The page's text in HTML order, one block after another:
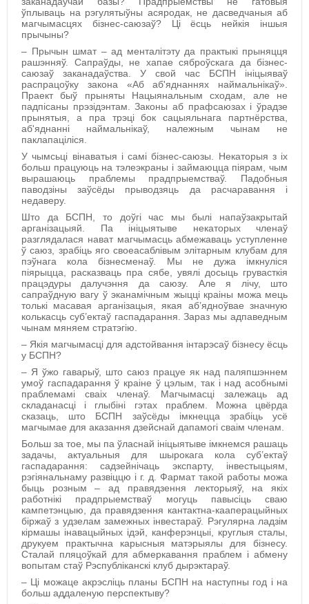
ўплываць на рэгулятыўны асяродак, не дасведчаныя аб
магчымасцях бізнес-саюзаў? Ці ёсць нейкія іншыя
прычыны?
– Прычын шмат – ад менталітэту да практыкі прыняцця
рашэнняў. Сапраўды, не хапае сяброўскага да бізнес-
саюзаў заканадаўства. У свой час БСПН ініцыяваў
распрацоўку закона «Аб аб'яднаннях наймальнікаў».
Праект быў прыняты Нацыянальным сходам, але не
падпісаны прэзідэнтам.
Законы аб прафсаюзах і ўрадзе
прынятыя, а пра трэці бок сацыяльнага партнёрства,
аб'яднанні наймальнікаў, належным чынам не
паклапаціліся.
У чымсьці вінаватыя і самі бізнес-саюзы. Некаторыя з іх
больш працуюць на тэлеэкраны і займаюцца піярам, чым
вырашаюць праблемы прадпрыемстваў. Падобныя
паводзіны заўсёды прыводзяць да расчаравання і
недаверу.
Што да БСПН, то доўгі час мы былі напаўзакрытай
арганізацыяй. Па ініцыятыве некаторых членаў
разглядалася нават магчымасць абмежаваць уступленне
ў саюз, зрабіць яго своеасаблівым элітарным клубам для
пэўнага кола бізнесменаў. Мы не дужа імкнуліся
піярыцца, расказваць пра сябе, увялі досыць грувасткія
працэдуры далучэння да саюзу. Але я лічу, што
сапраўдную вагу ў эканамічным жыцці краіны можа мець
толькі масавая арганізацыя, якая аб’ядноўвае значную
колькасць суб’ектаў гаспадарання. Зараз мы адпаведным
чынам мяняем стратэгію.
– Якія магчымасці для адстойвання інтарэсаў бізнесу ёсць
у БСПН?
– Я ўжо гаварыў, што саюз працуе як над паляпшэннем
умоў гаспадарання ў краіне ў цэлым, так і над асобнымі
праблемамі сваіх членаў. Магчымасці залежаць ад
складанасці і глыбіні гэтах праблем. Можна цвёрда
сказаць, што БСПН заўсёды імкнецца зрабіць усё
магчымае для аказання дзейснай дапамогі сваім членам.
Больш за тое, мы па ўласнай ініцыятыве імкнемся рашаць
задачы, актуальныя для шырокага кола суб’ектаў
гаспадарання: садзейнічаць экспарту, інвестыцыям,
рэгіянальнаму развіццю і г. д. Фармат такой работы можа
быць розным – ад правядзення лекторыяў, на якіх
работнікі прадпрыемстваў могуць павысіць сваю
кампетэнцыю, да правядзення кантактна-кааперацыйных
біржаў з удзелам замежных інвестараў. Рэгулярна ладзім
кірмашы інавацыйных ідэй, канферэнцыі, круглыя сталы,
друкуем практычна карысныя матэрыялы для бізнесу.
Сталай пляцоўкай для абмеркавання праблем і абмену
вопытам стаў Рэспубліканскі клуб дырэктараў.
– Ці можаце акрэсліць планы БСПН на наступны год і на
больш аддаленую перспектыву?